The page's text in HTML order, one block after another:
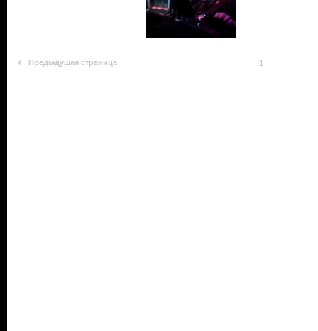
Предыдущая страница 1